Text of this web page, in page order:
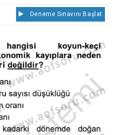
Deneme Sınavını Başlat